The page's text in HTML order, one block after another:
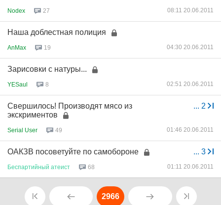
Nodex 27 08:11 20.06.2011
Наша доблестная полиция
AnMax 19 04:30 20.06.2011
Зарисовки с натуры...
YESaul 8 02:51 20.06.2011
... 2
Свершилось! Производят мясо из
экскриментов
Serial User 49 01:46 20.06.2011
... 3
ОАКЗВ посоветуйте по самобороне
Беспартийный атеист 68 01:11 20.06.2011
2966